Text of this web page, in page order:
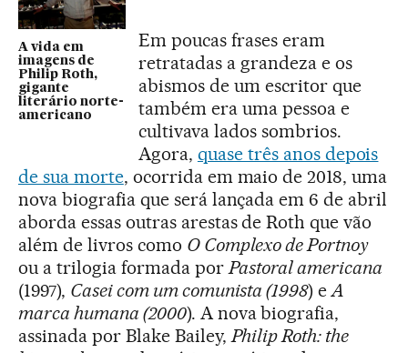
A vida em
imagens de
Philip Roth,
gigante
literário norte-
americano
Em poucas frases eram
retratadas a grandeza e os
abismos de um escritor que
também era uma pessoa e
cultivava lados sombrios.
Agora, quase três anos depois
de sua morte, ocorrida em maio de 2018, uma
nova biografia que será lançada em 6 de abril
aborda essas outras arestas de Roth que vão
além de livros como O Complexo de Portnoy
ou a trilogia formada porPastoral americana
(1997), Casei com um comunista (1998) eA
marca humana (2000). A nova biografia,
assinada por Blake Bailey,Philip Roth: the